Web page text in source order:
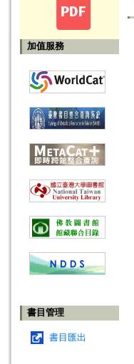
加值服務
書目管理
書目匯出